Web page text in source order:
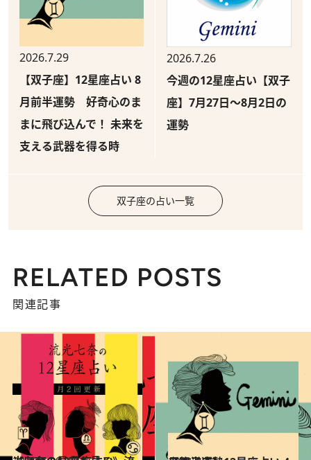
2026.7.29
【双子座】12星座占い 8
月前半運勢 好奇心のま
まに飛び込んで！ 未来を
支える武器を得る時
2026.7.26
今週の12星座占い【双子
座】7月27日～8月2日の
運勢
双子座の占い一覧
RELATED POSTS
関連記事